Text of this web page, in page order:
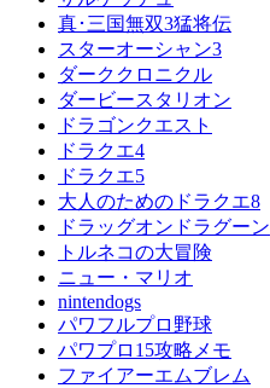
真･三国無双3猛将伝
スターオーシャン3
ダーククロニクル
ダービースタリオン
ドラゴンクエスト
ドラクエ4
ドラクエ5
大人のためのドラクエ8
ドラッグオンドラグーン
トルネコの大冒険
ニュー・マリオ
nintendogs
パワフルプロ野球
パワプロ15攻略メモ
ファイアーエムブレム